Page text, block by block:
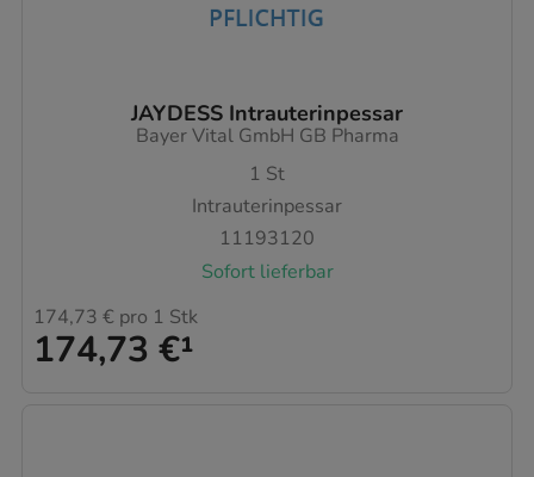
JAYDESS Intrauterinpessar
Bayer Vital GmbH GB Pharma
1 St
Intrauterinpessar
11193120
Sofort lieferbar
174,73 €¹
174,73 € pro 1 Stk